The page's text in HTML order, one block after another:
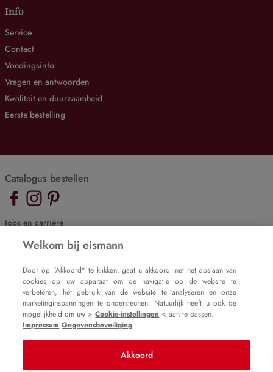
Info
Service
Contact
Voedingsinfo
Vragen en antwoorden
Kwaliteit en duurzaamheid
Eerste bestelling
Catalogus bestellen
Jobs en carrière
De eismann blog
Cookie-instellingen
Impressum
Gegevensbeveiliging
Welkom bij eismann
Door op "Akkoord" te klikken, gaat u akkoord met het opslaan van
cookies op uw apparaat om de navigatie op de website te
verbeteren, het gebruik van de website te analyseren en onze
marketinginspanningen te ondersteunen. Natuurlijk heeft u ook de
mogelijkheid om uw >Cookie-instellingen < aan te passen.
Impressum Gegevensbeveiliging
Akkoord